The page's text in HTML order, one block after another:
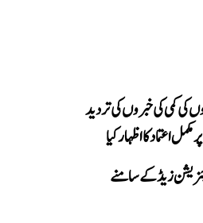
کمی کی خبروں کی تردید
اعتماد کا اظہار کیا
زیڈ کے سامنے